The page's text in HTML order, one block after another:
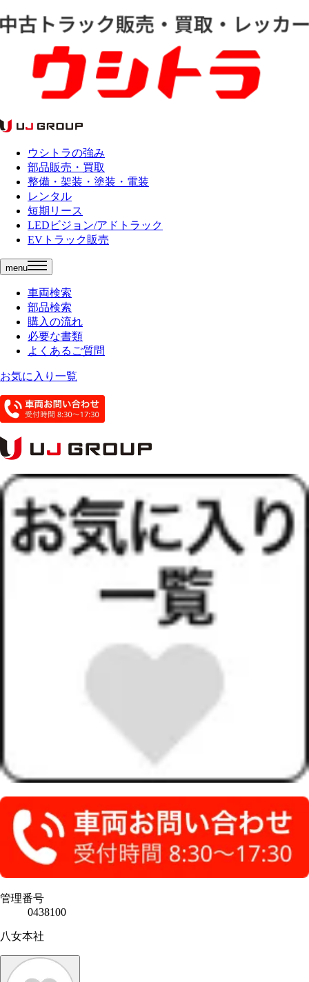
ウシトラの強み
部品販売・買取
整備・架装・塗装・電装
レンタル
短期リース
LEDビジョン/アドトラック
EVトラック販売
menu
車両検索
部品検索
購入の流れ
必要な書類
よくあるご質問
お気に入り一覧
管理番号
0438100
八女本社